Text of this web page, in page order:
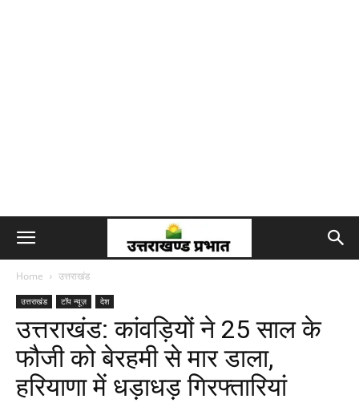
Home उत्तराखंड
उत्तराखंड टॉप न्यूज़ देश
उत्तराखंड: कांवड़ियों ने 25 साल के
फौजी को बेरहमी से मार डाला,
हरियाणा में धड़ाधड़ गिरफ्तारियां